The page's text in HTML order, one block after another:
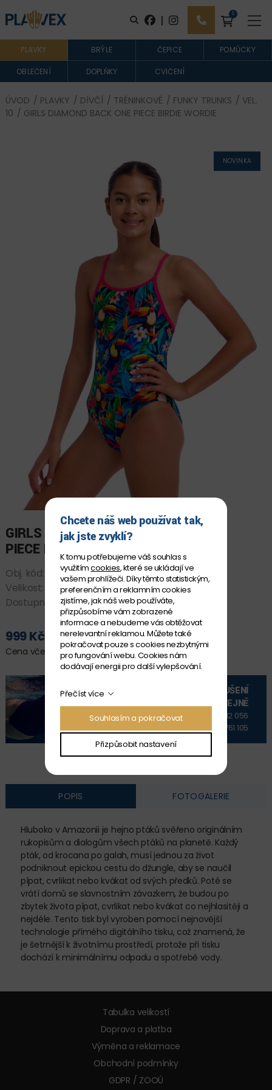
| 0
PLAVKY BRÝLE ČEPICE POMŮCKY
OBLEČENÍ DOPLŇKY CVIČENÍ
ÚVOD / PLAVKY / DÍVČÍ / TRÉNINKOVÉ / FUNKY TRUNKS / VEL.
10 / GIRLS DIAMOND BACK ONE PIECE BIRDIE WORDIE
NOVINKA
GIRLS DIAMOND BACK ONE
PIECE BIRDIE WORDIE
Obj. kód:
FKS033G7224810
Velikost:
Dostupnost:SKLADEM
999 Kč
Cena včetně DPH
PŘIDAT DO KOŠÍKU
VYZKOUŠENÍ
NA PRODEJNĚ
+420 606 912 056
+420 606 761 105
POPIS FOTOGALERIE
Hluboko v Amazonii je hejno ptáků svěřeno originálním
rukopisům a dialogům všech ptáků na planetě. Každý
pták, od krocana po galah, musí jednou za život
podniknout epickou cestu do džungle, aby se naučil
pípat, cvrlikat nebo kvákat od svých předků. Poté se
vrátí domů se slavnostním závazkem, že budou po
zbytek života pípat, cvrlikat nebo kvákat co nejhlasitěji a
nejdéle. Tento tisk byl vyroben pomocí nejnovější
technologie přímého digitálního tisku, což znamená, že
je šetrnější k životnímu prostředí, protože při tisku
dochází k minimálnímu odpadu a spotřebě vody.
Tabulka velikostí
Doprava a platba
Výměna a reklamace
Obchodní podmínky
GDPR / ZOOÚ
Chcete náš web používat tak,
jak jste zvyklí?
K tomu potřebujeme váš souhlas s
využitímcookies, které se ukládají ve
vašem prohlížeči. Díky těmto statistickým,
preferenčním a reklamním cookies
zjistíme, jak náš web používáte,
přizpůsobíme vám zobrazené
informace a nebudeme vás obtěžovat
nerelevantní reklamou. Můžete také
pokračovat pouze s cookies nezbytnými
pro fungování webu. Cookies nám
dodávají energii pro další vylepšování.
Přečíst více
Souhlasím a pokračovat
Přizpůsobit nastavení